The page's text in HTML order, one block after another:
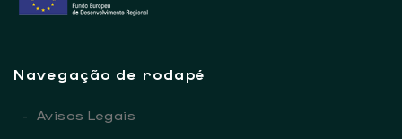
Navegação de rodapé
- Avisos Legais